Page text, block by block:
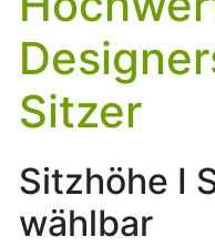
Sitzer
Sitzhöhe I
wählbar